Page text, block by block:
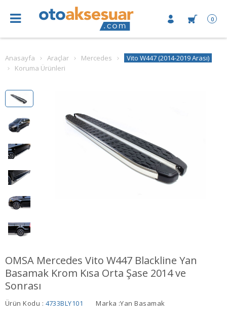
0
Anasayfa Araçlar Mercedes
Vito W447 (2014-2019 Arası)
Koruma Ürünleri
OMSA Mercedes Vito W447 Blackline Yan
Basamak Krom Kısa Orta Şase 2014 ve
Sonrası
Ürün Kodu : 4733BLY101 Marka :Yan Basamak